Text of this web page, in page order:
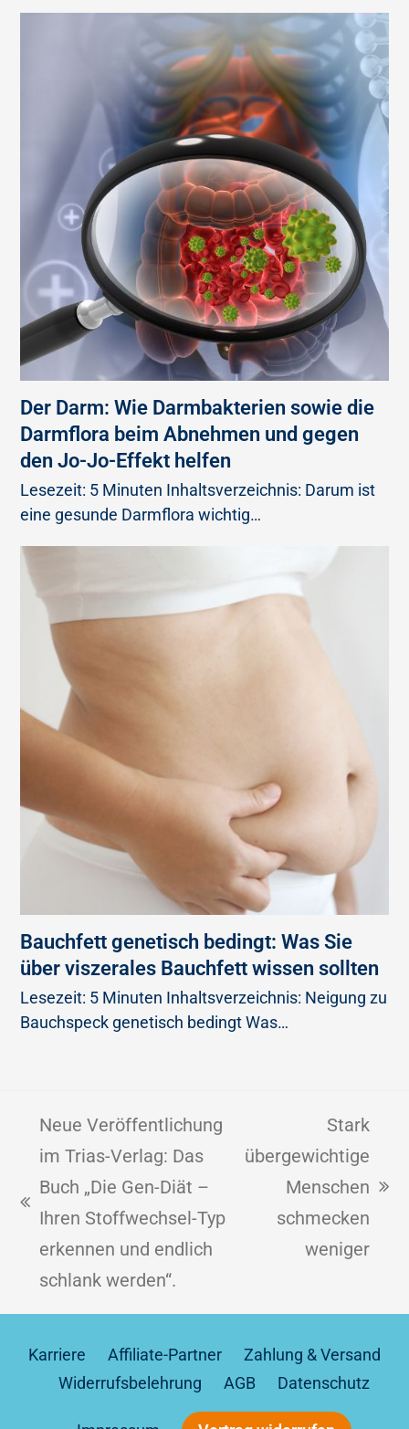
Der Darm: Wie Darmbakterien sowie die
Darmflora beim Abnehmen und gegen
den Jo-Jo-Effekt helfen
Lesezeit: 5 Minuten Inhaltsverzeichnis: Darum ist
eine gesunde Darmflora wichtig…
Bauchfett genetisch bedingt: Was Sie
über viszerales Bauchfett wissen sollten
Lesezeit: 5 Minuten Inhaltsverzeichnis: Neigung zu
Bauchspeck genetisch bedingt Was…
Neue Veröffentlichung
im Trias-Verlag: Das
Buch „Die Gen-Diät –
Ihren Stoffwechsel-Typ
erkennen und endlich
schlank werden“.
Stark
übergewichtige
Menschen
schmecken
weniger
Karriere Affiliate-Partner
Zahlung & Versand
Widerrufsbelehrung
AGB Datenschutz